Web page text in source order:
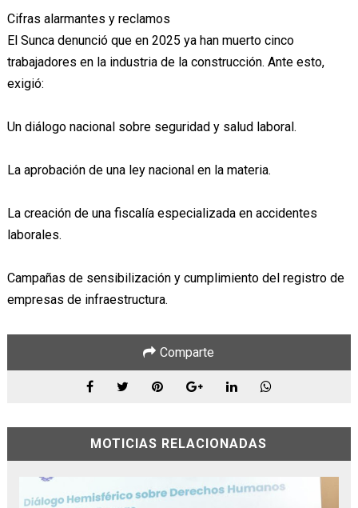
Cifras alarmantes y reclamos
El Sunca denunció que en 2025 ya han muerto cinco
trabajadores en la industria de la construcción. Ante esto,
exigió:
Un diálogo nacional sobre seguridad y salud laboral.
La aprobación de una ley nacional en la materia.
La creación de una fiscalía especializada en accidentes
laborales.
Campañas de sensibilización y cumplimiento del registro de
empresas de infraestructura.
Comparte
MOTICIAS RELACIONADAS